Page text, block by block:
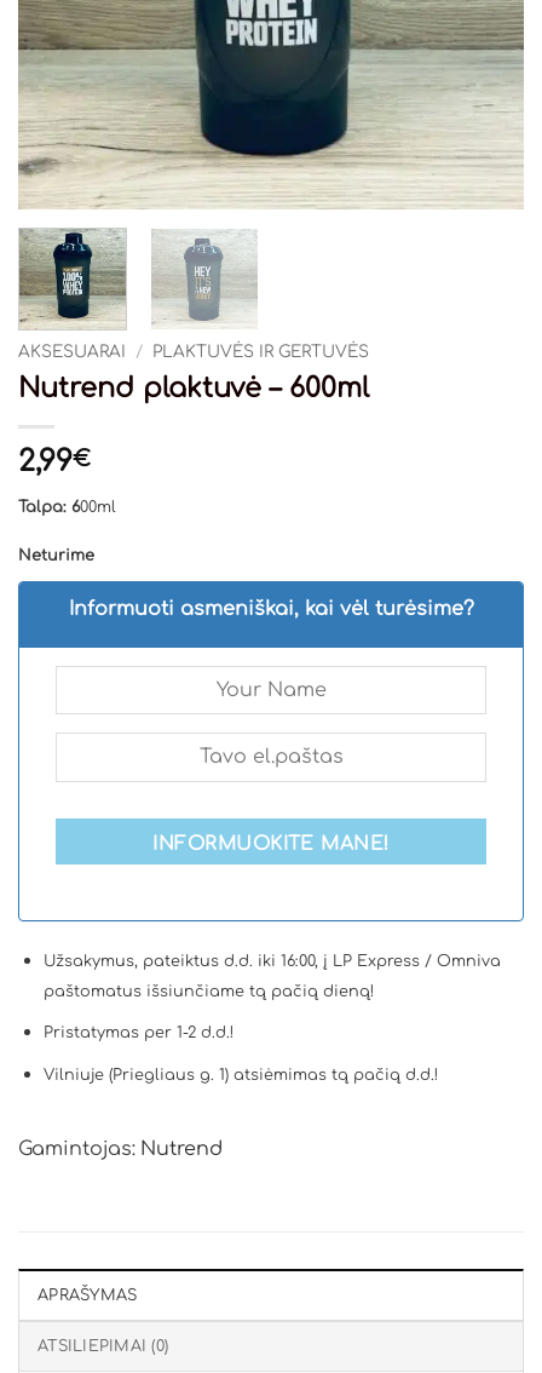
AKSESUARAI / PLAKTUVĖS IR GERTUVĖS
Nutrend plaktuvė – 600ml
2,99€
Talpa: 600ml
Neturime
Informuoti asmeniškai, kai vėl turėsime?
INFORMUOKITE MANE!
Užsakymus, pateiktus d.d. iki 16:00, į LP Express / Omniva
paštomatus išsiunčiame tą pačią dieną!
Pristatymas per 1-2 d.d.!
Vilniuje (Priegliaus g. 1) atsiėmimas tą pačią d.d.!
Gamintojas: Nutrend
APRAŠYMAS
ATSILIEPIMAI (0)